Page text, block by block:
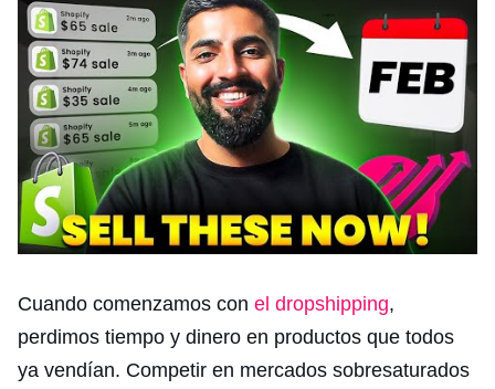
Cuando comenzamos con el dropshipping,
perdimos tiempo y dinero en productos que todos
ya vendían. Competir en mercados sobresaturados